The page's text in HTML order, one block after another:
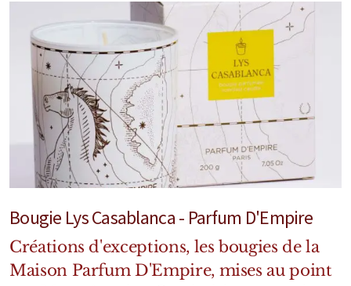
Bougie Lys Casablanca - Parfum D'Empire
Créations d'exceptions, les bougies de la
Maison Parfum D'Empire, mises au point
Pour Lui
Pour Elle
Bougies
Cosmétiques